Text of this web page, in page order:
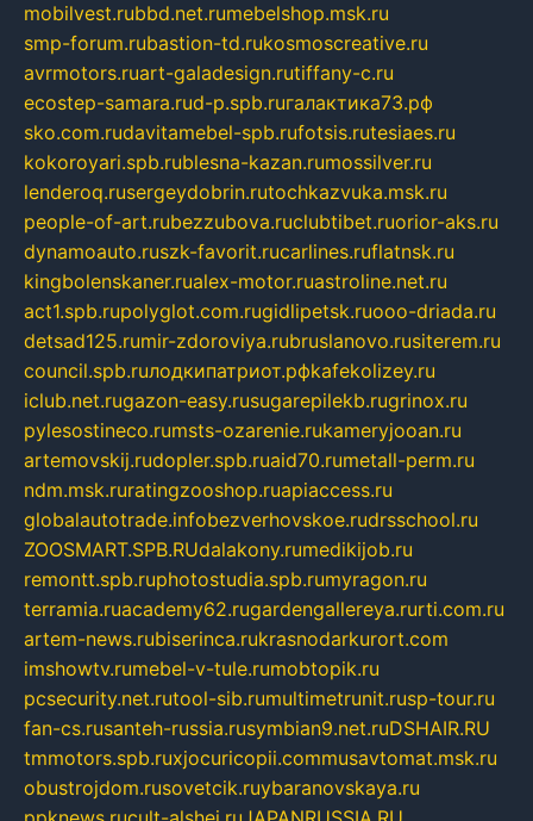
mobilvest.rubbd.net.rumebelshop.msk.ru
smp-forum.rubastion-td.rukosmoscreative.ru
avrmotors.ruart-galadesign.rutiffany-c.ru
ecostep-samara.rud-p.spb.ruгалактика73.рф
sko.com.rudavitamebel-spb.rufotsis.rutesiaes.ru
kokoroyari.spb.rublesna-kazan.rumossilver.ru
lenderoq.rusergeydobrin.rutochkazvuka.msk.ru
people-of-art.rubezzubova.ruclubtibet.ruorior-aks.ru
dynamoauto.ruszk-favorit.rucarlines.ruflatnsk.ru
kingbolenskaner.rualex-motor.ruastroline.net.ru
act1.spb.rupolyglot.com.rugidlipetsk.ruooo-driada.ru
detsad125.rumir-zdoroviya.rubruslanovo.rusiterem.ru
council.spb.ruлодкипатриот.рфkafekolizey.ru
iclub.net.rugazon-easy.rusugarepilekb.rugrinox.ru
pylesostineco.rumsts-ozarenie.rukameryjooan.ru
artemovskij.rudopler.spb.ruaid70.rumetall-perm.ru
ndm.msk.ruratingzooshop.ruapiaccess.ru
globalautotrade.infobezverhovskoe.rudrsschool.ru
ZOOSMART.SPB.RUdalakony.rumedikijob.ru
remontt.spb.ruphotostudia.spb.rumyragon.ru
terramia.ruacademy62.rugardengallereya.rurti.com.ru
artem-news.rubiserinca.rukrasnodarkurort.com
imshowtv.rumebel-v-tule.rumobtopik.ru
pcsecurity.net.rutool-sib.rumultimetrunit.rusp-tour.ru
fan-cs.rusanteh-russia.rusymbian9.net.ruDSHAIR.RU
tmmotors.spb.ruxjocuricopii.commusavtomat.msk.ru
obustrojdom.rusovetcik.ruybaranovskaya.ru